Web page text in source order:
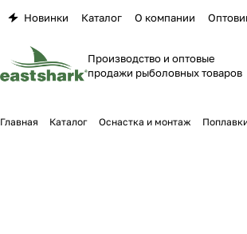
Новинки Каталог О компании
Производство и оптовые
продажи рыболовных товаров
Главная Каталог Оснастка и монтаж